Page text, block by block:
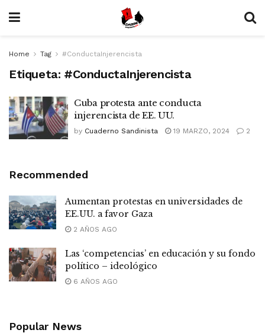
Home Tag #ConductaInjerencista
Etiqueta: #ConductaInjerencista
Cuba protesta ante conducta
injerencista de EE. UU.
by Cuaderno Sandinista 19 MARZO, 2024 2
Recommended
Aumentan protestas en universidades de
EE.UU. a favor Gaza
2 AÑOS AGO
Las ‘competencias’ en educación y su fondo
político – ideológico
6 AÑOS AGO
Popular News